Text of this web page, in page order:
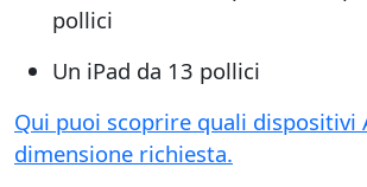
pollici
Un iPad da 13 pollici
Qui puoi scoprire quali dispositivi
dimensione richiesta.